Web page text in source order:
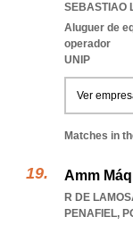
SEBASTIAO
Aluguer de
operador
UNIP
Ver
Matches in
Amm
R DE
PENAFIEL,